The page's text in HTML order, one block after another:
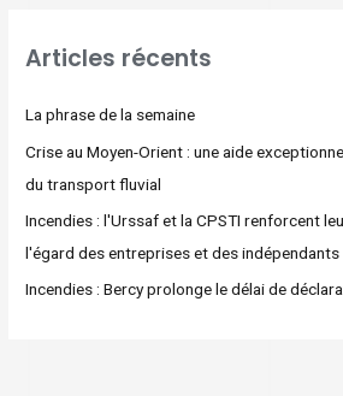
Articles récents
La phrase de la semaine
Crise au Moyen-Orient : une aide
du transport fluvial
Incendies : l'Urssaf et la CPSTI renforcent
l'égard des entreprises et des
Incendies : Bercy prolonge le délai de